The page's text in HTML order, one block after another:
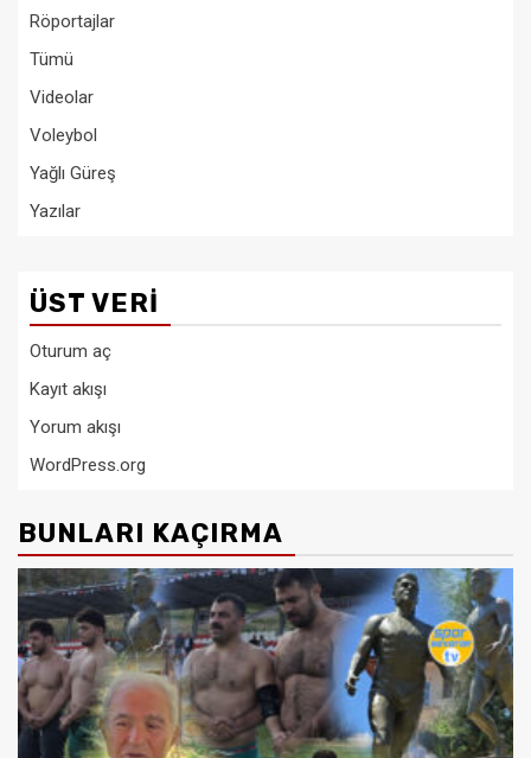
Röportajlar
Tümü
Videolar
Voleybol
Yağlı Güreş
Yazılar
ÜST VERI
Oturum aç
Kayıt akışı
Yorum akışı
WordPress.org
BUNLARI KAÇIRMA